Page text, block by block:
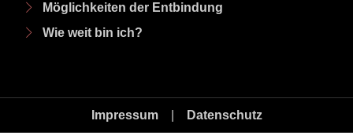
Möglichkeiten der Entbindung
Wie weit bin ich?
Impressum Datenschutz